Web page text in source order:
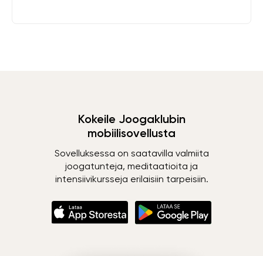
Kokeile Joogaklubin
mobiilisovellusta
Sovelluksessa on saatavilla valmiita
joogatunteja, meditaatioita ja
intensiivikursseja erilaisiin tarpeisiin.